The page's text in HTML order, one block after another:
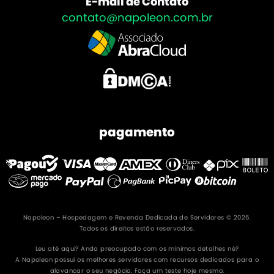
contato@napoleon.com.br
pagamento
Napoleon – Hospedagem e Revenda Dedicada de Servidores © 2026.
Todos os direitos estão reservados.
Leu até aqui? Anda preocupado com os mínimos detalhes né?
A Napoleon possuí os melhores servidores com recursos dedicados para o
alavancar o seu negócio. Faça um teste hoje mesmo.